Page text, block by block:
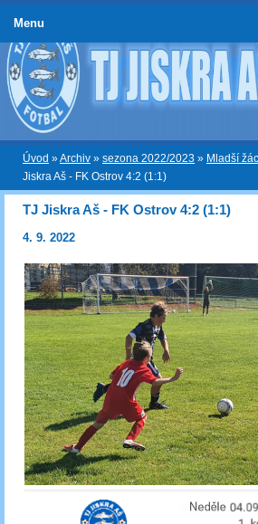
Úvod »Archiv » sezona 2022/2023 » Mladší
Jiskra Aš - FK Ostrov 4:2 (1:1)
TJ Jiskra Aš - FK Ostrov 4:2 (1:1)
4. 9. 2022
Menu